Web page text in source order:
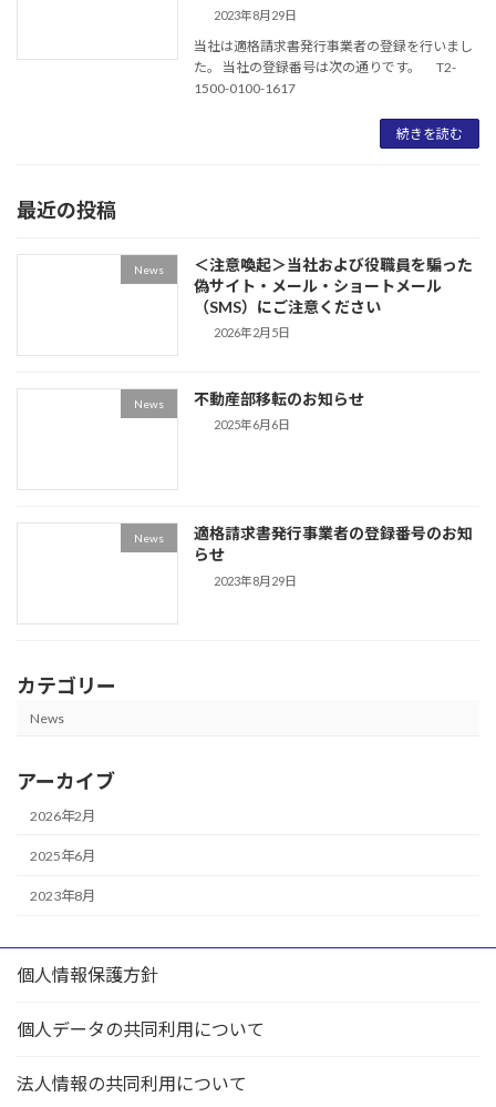
2023年8月29日
当社は適格請求書発行事業者の登録を行いまし
た。 当社の登録番号は次の通りです。 T2-
1500-0100-1617
続きを読む
最近の投稿
News
＜注意喚起＞当社および役職員を騙った
偽サイト・メール・ショートメール
（SMS）にご注意ください
2026年2月5日
News 不動産部移転のお知らせ
2025年6月6日
News
適格請求書発行事業者の登録番号のお知
らせ
2023年8月29日
カテゴリー
News
アーカイブ
2026年2月
2025年6月
2023年8月
個人情報保護方針
個人データの共同利用について
法人情報の共同利用について